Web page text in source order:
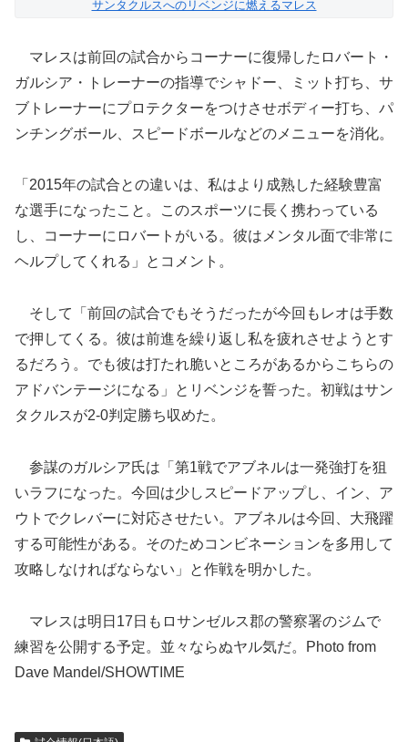
サンタクルスへのリベンジに燃えるマレス
マレスは前回の試合からコーナーに復帰したロバート・
ガルシア・トレーナーの指導でシャドー、ミット打ち、サ
ブトレーナーにプロテクターをつけさせボディー打ち、パ
ンチングボール、スピードボールなどのメニューを消化。
「2015年の試合との違いは、私はより成熟した経験豊富
な選手になったこと。このスポーツに長く携わっている
し、コーナーにロバートがいる。彼はメンタル面で非常に
ヘルプしてくれる」とコメント。
そして「前回の試合でもそうだったが今回もレオは手数
で押してくる。彼は前進を繰り返し私を疲れさせようとす
るだろう。でも彼は打たれ脆いところがあるからこちらの
アドバンテージになる」とリベンジを誓った。初戦はサン
タクルスが2-0判定勝ち収めた。
参謀のガルシア氏は「第1戦でアブネルは一発強打を狙
いラフになった。今回は少しスピードアップし、イン、ア
ウトでクレバーに対応させたい。アブネルは今回、大飛躍
する可能性がある。そのためコンビネーションを多用して
攻略しなければならない」と作戦を明かした。
マレスは明日17日もロサンゼルス郡の警察署のジムで
練習を公開する予定。並々ならぬヤル気だ。Photo from
Dave Mandel/SHOWTIME